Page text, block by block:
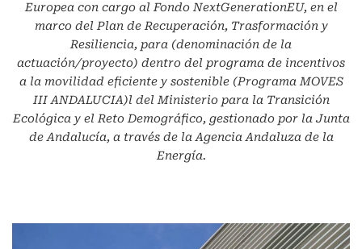
Europea con cargo al Fondo NextGenerationEU, en el
marco del Plan de Recuperación, Trasformación y
Resiliencia, para (denominación de la
actuación/proyecto) dentro del programa de incentivos
a la movilidad eficiente y sostenible (Programa MOVES
III ANDALUCIA)l del Ministerio para la Transición
Ecológica y el Reto Demográfico, gestionado por la Junta
de Andalucía, a través de la Agencia Andaluza de la
Energía.